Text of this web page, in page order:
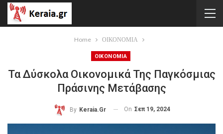
Home ΟΙΚΟΝΟΜΙΑ
ΟΙΚΟΝΟΜΙΑ
Τα Δύσκολα Οικονομικά Της Παγκόσμιας
Πράσινης Μετάβασης
By Keraia.gr On Σεπ 19, 2024